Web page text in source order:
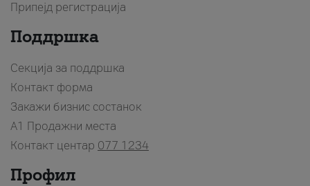
Припејд регистрација
Поддршка
Секција за поддршка
Контакт форма
Закажи бизнис состанок
A1 Продажни места
Контакт центар 077 1234
Профил